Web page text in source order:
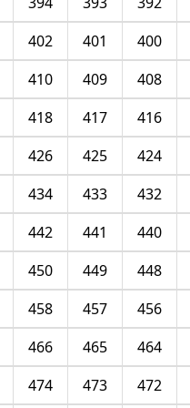
400
401
402
408
409
410
416
417
418
424
425
426
432
433
434
440
441
442
448
449
450
456
457
458
464
465
466
472
473
474